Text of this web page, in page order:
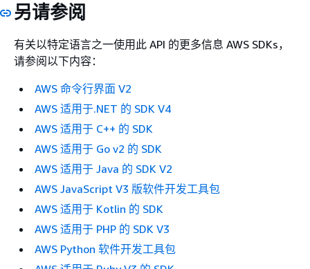
另请参阅
有关以特定语言之一使用此 API 的更多信息 AWS SDKs，
请参阅以下内容：
AWS 命令行界面 V2
AWS 适用于.NET 的 SDK V4
AWS 适用于 C++ 的 SDK
AWS 适用于 Go v2 的 SDK
AWS 适用于 Java 的 SDK V2
AWS JavaScript V3 版软件开发工具包
AWS 适用于 Kotlin 的 SDK
AWS 适用于 PHP 的 SDK V3
AWS Python 软件开发工具包